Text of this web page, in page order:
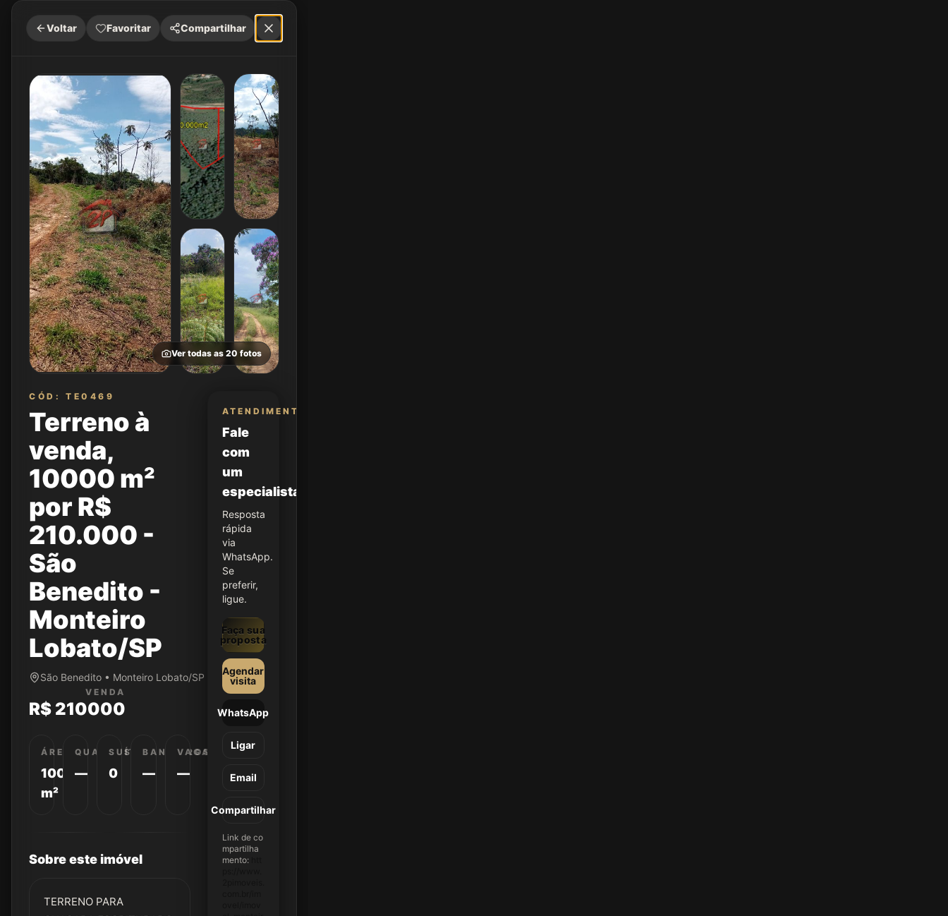
Voltar Favoritar Compartilhar
Ver todas as 20 fotos
CÓD: TE0469
Terreno à
venda,
10000 m²
por R$
210.000 -
São
Benedito -
Monteiro
Lobato/SP
São Benedito • Monteiro Lobato/SP
VENDA
R$ 210000
ÁREA
10000
m²
QUARTOS
—
SUÍTES
0
BANHEIROS
—
VAGAS
—
Sobre este imóvel
TERRENO PARA
ATENDIMENTO
Fale
com
um
especialista
Resposta
rápida
via
WhatsApp.
Se
preferir,
ligue.
Faça sua
proposta
Agendar
visita
WhatsApp
Ligar
Email
Compartilhar
Link de co
mpartilha
mento: